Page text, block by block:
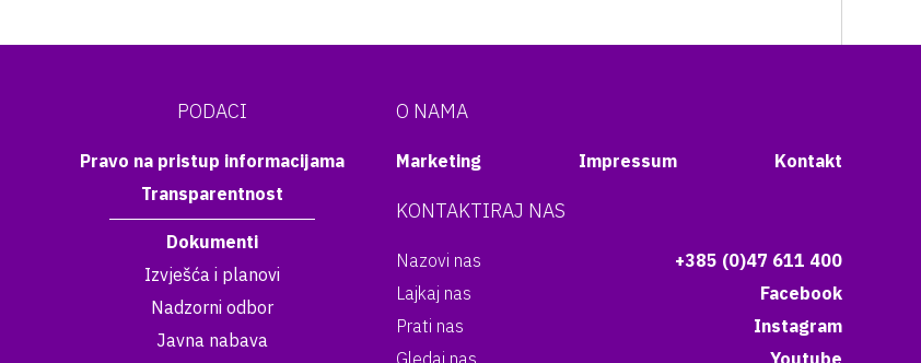
PODACI
Pravo na pristup informacijama
Transparentnost
Dokumenti
Izvješća i planovi
Nadzorni odbor
Javna nabava
O NAMA
Marketing Impressum Kontakt
KONTAKTIRAJ NAS
Nazovi nas
+385 (0)47 611 400
Lajkaj nas
Facebook
Prati nas
Instagram
Gledaj nas
Youtube